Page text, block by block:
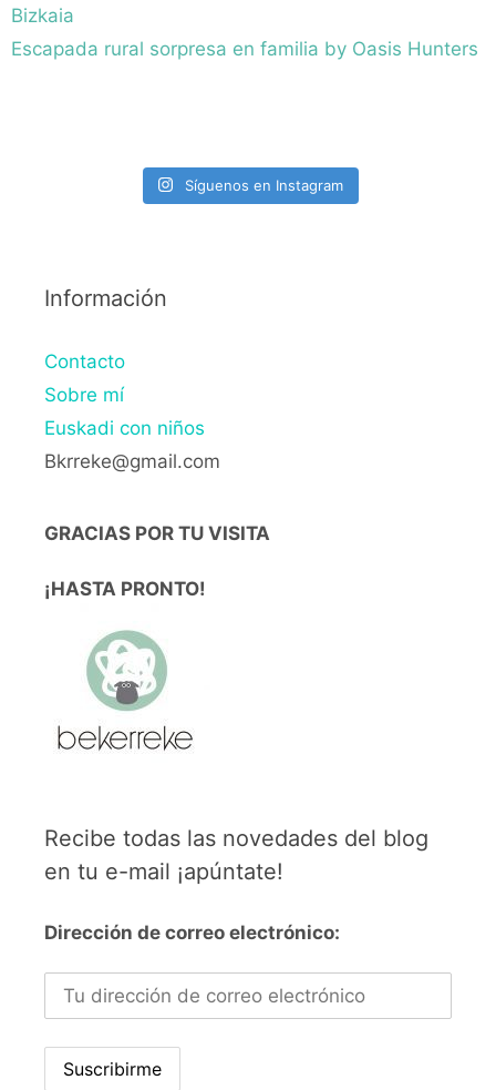
Bizkaia
Escapada rural sorpresa en familia by Oasis Hunters
Síguenos en Instagram
Información
Contacto
Sobre mí
Euskadi con niños
Bkrreke@gmail.com
GRACIAS POR TU VISITA
¡HASTA PRONTO!
Recibe todas las novedades del blog
en tu e-mail ¡apúntate!
Dirección de correo electrónico: